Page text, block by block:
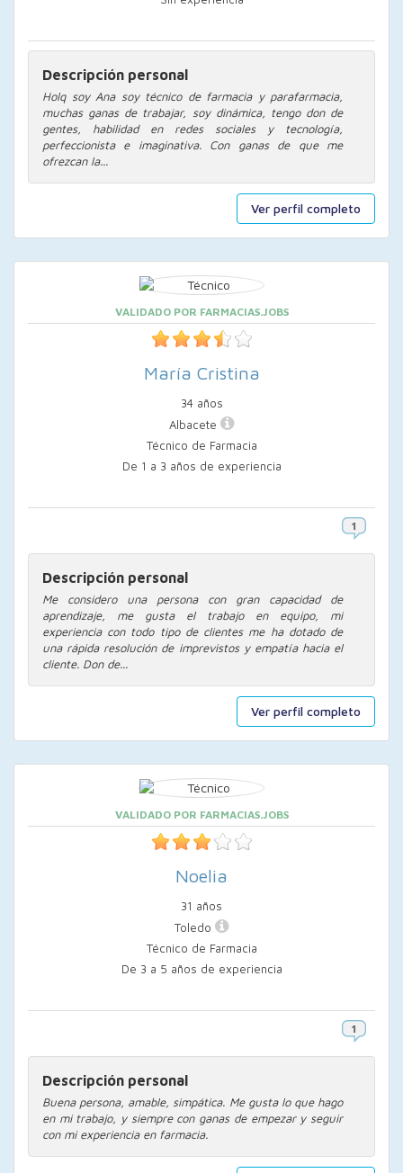
Ver perfil completo
Descripción personal
Holq soy Ana soy técnico de farmacia y parafarmacia,
muchas ganas de trabajar, soy dinámica, tengo don de
gentes, habilidad en redes sociales y tecnología,
perfeccionista e imaginativa. Con ganas de que me
ofrezcan la...
Ver perfil completo
VALIDADO POR FARMACIAS.JOBS
María Cristina
34 años
Albacete
Técnico de Farmacia
De 1 a 3 años de experiencia
Descripción personal
Me considero una persona con gran capacidad de
aprendizaje, me gusta el trabajo en equipo, mi
experiencia con todo tipo de clientes me ha dotado de
una rápida resolución de imprevistos y empatía hacia el
cliente. Don de...
VALIDADO POR FARMACIAS.JOBS
Noelia
31 años
Toledo
Técnico de Farmacia
De 3 a 5 años de experiencia
Descripción personal
Buena persona, amable, simpática. Me gusta lo que hago
en mi trabajo, y siempre con ganas de empezar y seguir
con mi experiencia en farmacia.